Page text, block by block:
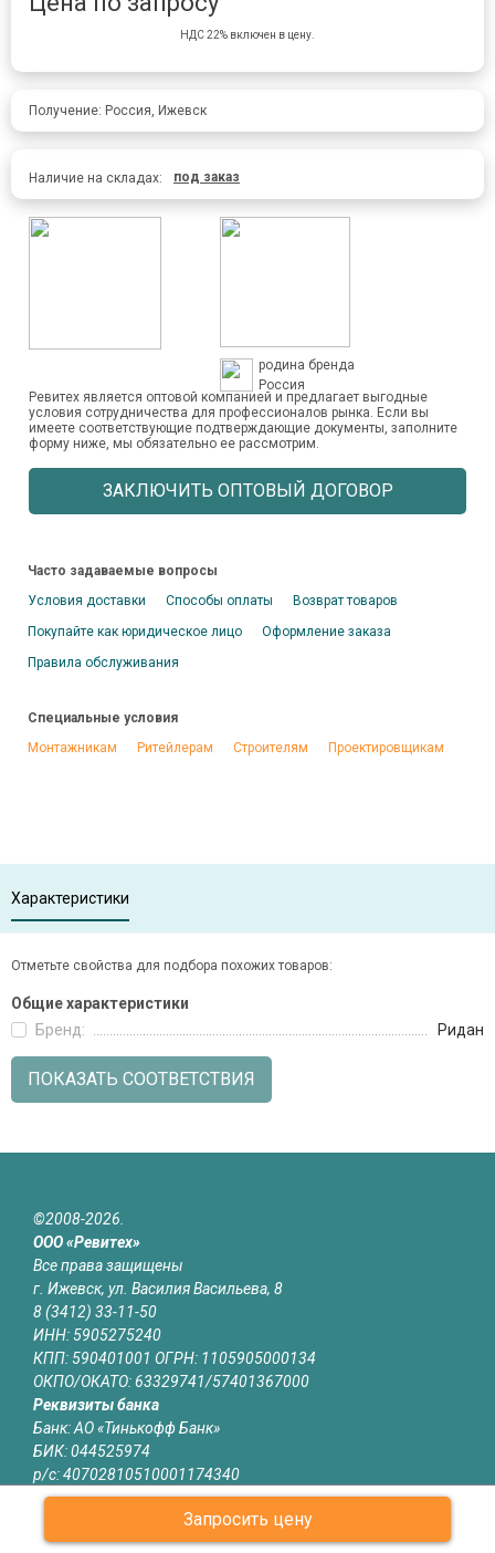
НДС 22% включен в цену.
Запросить цену
Получение: Россия, Ижевск
Наличие на складах: под заказ
родина бренда
Россия
Ревитех является оптовой компанией и предлагает выгодные
условия сотрудничества для профессионалов рынка. Если вы
имеете соответствующие подтверждающие документы, заполните
форму ниже, мы обязательно ее рассмотрим.
ЗАКЛЮЧИТЬ ОПТОВЫЙ ДОГОВОР
Часто задаваемые вопросы
Условия доставки
Способы оплаты
Возврат товаров
Покупайте как юридическое лицо
Оформление заказа
Правила обслуживания
Специальные условия
Монтажникам
Ритейлерам Строителям Проектировщикам
Характеристики
Отметьте свойства для подбора похожих товаров:
Общие характеристики
Бренд:
Ридан
ПОКАЗАТЬ СООТВЕТСТВИЯ
©2008-2026.
ООО «Ревитех»
Все права защищены
г. Ижевск, ул. Василия Васильева, 8
8 (3412) 33-11-50
ИНН: 5905275240
КПП: 590401001 ОГРН: 1105905000134
ОКПО/ОКАТО: 63329741/57401367000
Реквизиты банка
Банк: АО «Тинькофф Банк»
БИК: 044525974
р/с: 40702810510001174340
к/с: 30101810145250000974
Юридическая информация
Информация на сайте izhevsk.revitech.ru не является публичной